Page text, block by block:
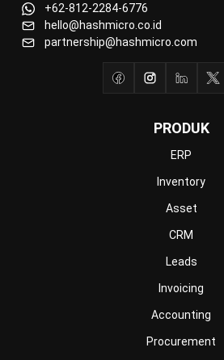
PRODUK
ERP
Inventory
Asset
CRM
Leads
Invoicing
Accounting
Procurement
+62-812-2284-6776
hello@hashmicro.co.id
partnership@hashmicro.com